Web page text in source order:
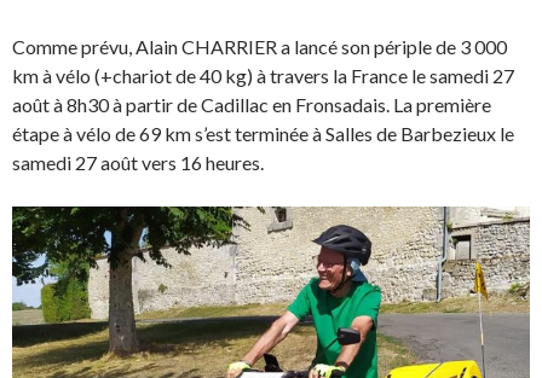
Comme prévu, Alain CHARRIER a lancé son périple de 3 000
km à vélo (+chariot de 40 kg) à travers la France le samedi 27
août à 8h30 à partir de Cadillac en Fronsadais. La première
étape à vélo de 69 km s’est terminée à Salles de Barbezieux le
samedi 27 août vers 16 heures.